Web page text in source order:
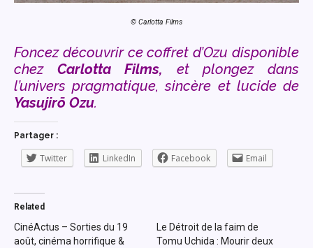
© Carlotta Films
Foncez découvrir ce coffret d’Ozu disponible
chez Carlotta Films, et plongez dans
l’univers pragmatique, sincère et lucide de
Yasujirō Ozu.
Partager :
Twitter LinkedIn Facebook Email
Related
CinéActus – Sorties du 19
août, cinéma horrifique &
Le Détroit de la faim de
Tomu Uchida : Mourir deux